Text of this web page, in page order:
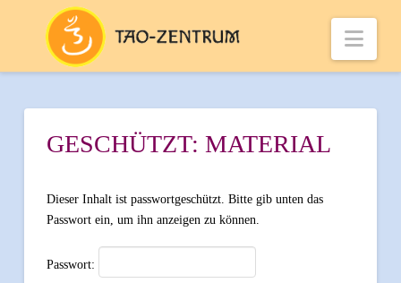
GESCHÜTZT: MATERIAL
Dieser Inhalt ist passwortgeschützt. Bitte gib unten das
Passwort ein, um ihn anzeigen zu können.
Passwort: